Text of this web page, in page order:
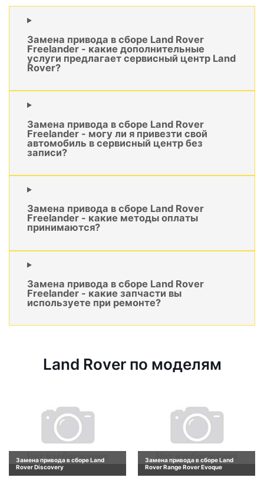
Замена привода в сборе Land Rover
Freelander - какие дополнительные
услуги предлагает сервисный центр Land
Rover?
Замена привода в сборе Land Rover
Freelander - могу ли я привезти свой
автомобиль в сервисный центр без
записи?
Замена привода в сборе Land Rover
Freelander - какие методы оплаты
принимаются?
Замена привода в сборе Land Rover
Freelander - какие запчасти вы
используете при ремонте?
Land Rover по моделям
Замена привода в сборе Land
Rover Discovery
Замена привода в сборе Land
Rover Range Rover Evoque